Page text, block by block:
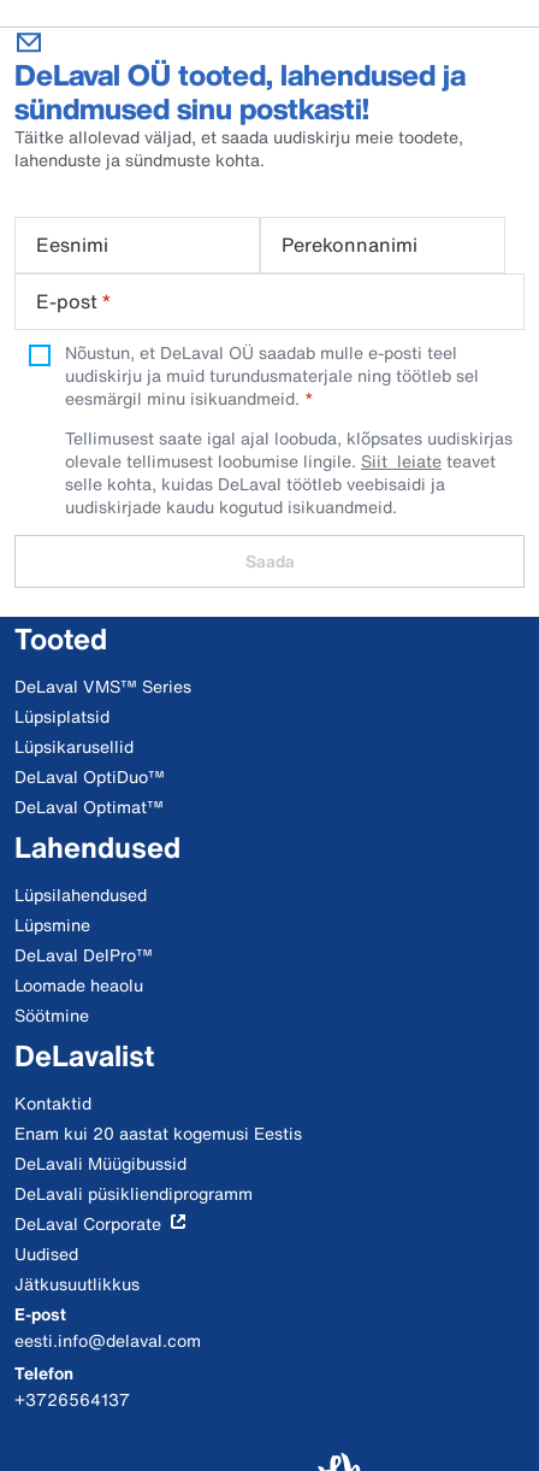
DeLaval OÜ tooted, lahendused ja
sündmused sinu postkasti!
Täitke allolevad väljad, et saada uudiskirju meie toodete,
lahenduste ja sündmuste kohta.
Eesnimi
Perekonnanimi
E-post*
Nõustun, et DeLaval OÜ saadab mulle e-posti teel
uudiskirju ja muid turundusmaterjale ning töötleb sel
eesmärgil minu isikuandmeid.​
Tellimusest saate igal ajal loobuda, klõpsates uudiskirjas
olevale tellimusest loobumise lingile. Siit leiateteavet
selle kohta, kuidas DeLaval töötleb veebisaidi ja
uudiskirjade kaudu kogutud isikuandmeid.
Saada
Tooted
DeLaval VMS™ Series
Lüpsiplatsid
Lüpsikarusellid
DeLaval OptiDuo™
DeLaval Optimat™
Lahendused
Lüpsilahendused
Lüpsmine
DeLaval DelPro™
Loomade heaolu
Söötmine
DeLavalist
Kontaktid
Enam kui 20 aastat kogemusi Eestis
DeLavali Müügibussid
DeLavali püsikliendiprogramm
DeLaval Corporate
Uudised
Jätkusuutlikkus
E-post
eesti.info@delaval.com
Telefon
+3726564137